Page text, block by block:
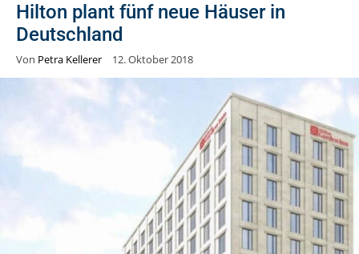
Hilton plant fünf neue Häuser in
Deutschland
Von Petra Kellerer 12. Oktober 2018